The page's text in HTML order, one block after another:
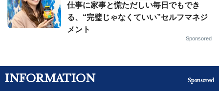
仕事に家事と慌ただしい毎日でもでき
る、“完璧じゃなくていい”セルフマネジ
メント
Sponsored
INFORMATION Sponsored